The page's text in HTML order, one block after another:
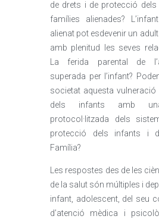
de drets i de protecció
famílies alienades?
alienat pot esdevenir un
amb plenitud les seves
La ferida parental de
superada per l’infant?
societat aquesta vulneració
dels infants amb
protocol·litzada dels
protecció dels infants i
Família?
Les respostes des de les
de la salut són múltiples i
infant, adolescent, del seu
d’atenció mèdica i